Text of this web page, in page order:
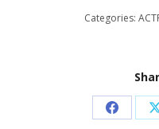
Categories:
Share